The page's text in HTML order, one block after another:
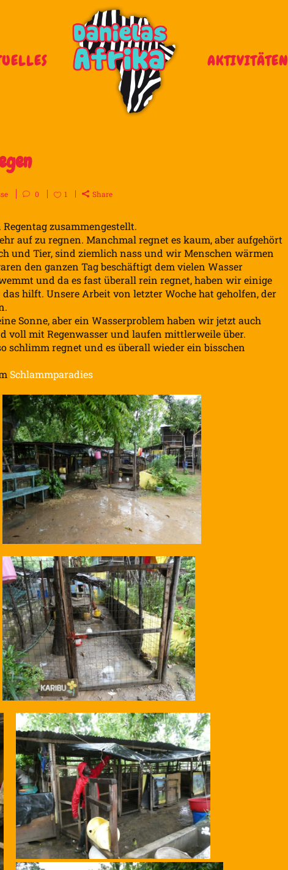
AKTIVITÄTEN
0 1 Share
zusammengestellt.
auf zu regnen. Manchmal regnet es kaum, aber aufgehört
und Tier, sind ziemlich nass und wir Menschen wärmen
den ganzen Tag beschäftigt dem vielen Wasser
und da es fast überall rein regnet, haben wir einige
hilft. Unsere Arbeit von letzter Woche hat geholfen, der
Sonne, aber ein Wasserproblem haben wir jetzt auch
voll mit Regenwasser und laufen mittlerweile über.
schlimm regnet und es überall wieder ein bisschen
Schlammparadies